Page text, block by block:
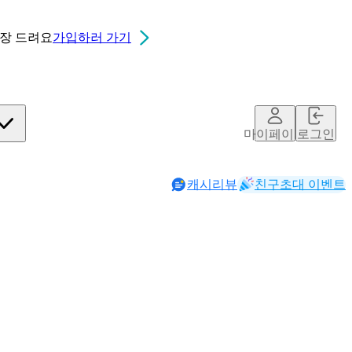
드려요가입하러 가기
마이페이지로그인
캐시리뷰 친구초대 이벤트